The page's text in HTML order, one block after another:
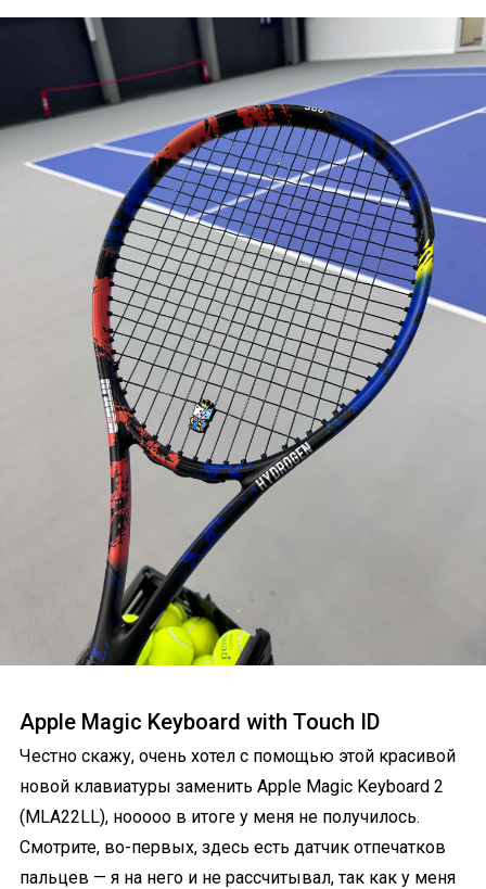
Apple Magic Keyboard with Touch ID
Честно скажу, очень хотел с помощью этой красивой
новой клавиатуры заменить Apple Magic Keyboard 2
(MLA22LL), нооооо в итоге у меня не получилось.
Смотрите, во-первых, здесь есть датчик отпечатков
пальцев — я на него и не рассчитывал, так как у меня